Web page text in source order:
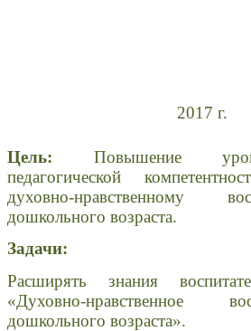
2017 г.
Цель: Повышение
педагогической
духовно-нравственному
дошкольного возраста.
Задачи:
Расширять знания
«Духовно-нравственное
дошкольного возраста».